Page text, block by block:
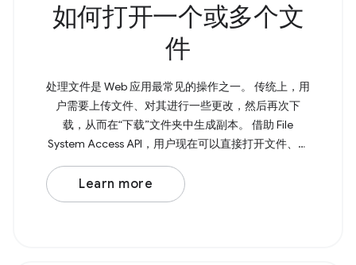
如何打开一个或多个文
件
处理文件是 Web 应用最常见的操作之一。 传统上，用
户需要上传文件、对其进行一些更改，然后再次下
载，从而在“下载”文件夹中生成副本。 借助 File
System Access API，用户现在可以直接打开文件、进
行修改，并将更改保存回原始文件。 如需打开文件，
请调用 showOpenFilePicker() ， 该方法会返回一个
Promise，其中包含 所选文件或多个文件的数组。如
Learn more